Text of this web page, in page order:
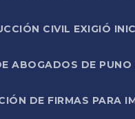
CIVIL EXIGIÓ
ABOGADOS DE
DE FIRMAS PARA